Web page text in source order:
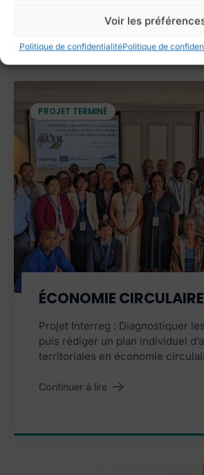
Voir les
Politique de confidentialitéPolitique de
ÉCONOMIE CIRCULAIRE
PROJET TERMINÉ
Projet Interreg : Diagnostiquer
puis rédiger un plan individuel
territoriales en économie
Continuer à lire
"Économie circulaire
PROJET TERMINÉ